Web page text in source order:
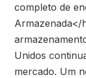
completo de
Armazenada</
Unidos
mercado. Um